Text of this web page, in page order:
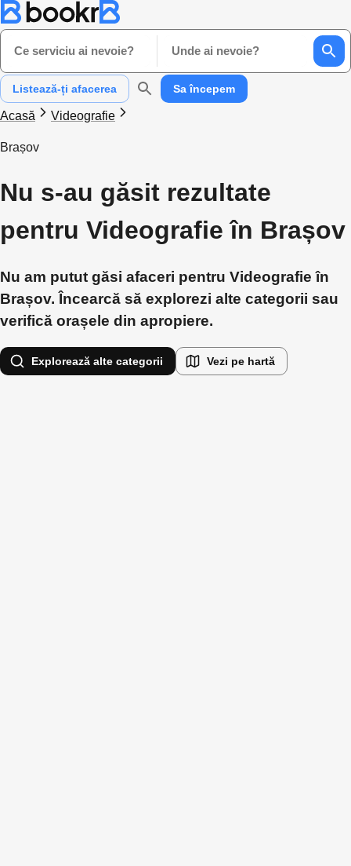
Ce serviciu ai nevoie? Unde ai nevoie?
Listează-ți afacerea Sa începem
Acasă Videografie
Brașov
Nu s-au găsit rezultate
pentru Videografie în Brașov
Nu am putut găsi afaceri pentru Videografie în
Brașov. Încearcă să explorezi alte categorii sau
verifică orașele din apropiere.
Explorează alte categorii Vezi pe hartă